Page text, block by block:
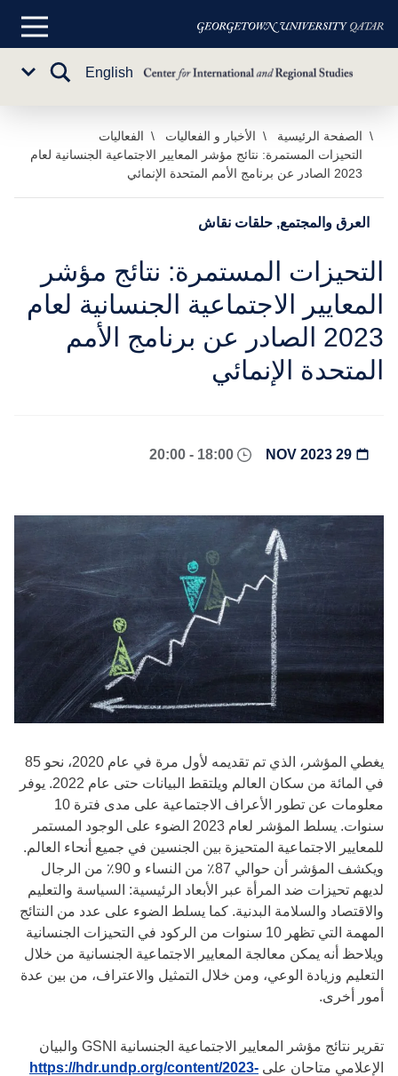
تخطي
المحتوى
الرئيسي
القائمة
English
تبديل
الصفحة الرئيسية الأخبار و الفعاليات
الفعاليات
التحيزات المستمرة: نتائج مؤشر المعايير الاجتماعية الجنسانية لعام
2023 الصادر عن برنامج الأمم المتحدة الإنمائي
العرق والمجتمع, حلقات نقاش
التحيزات المستمرة: نتائج مؤشر
المعايير الاجتماعية الجنسانية لعام
2023 الصادر عن برنامج الأمم
المتحدة الإنمائي
يغطي المؤشر، الذي تم تقديمه لأول مرة في عام 2020، نحو 85
في المائة من سكان العالم ويلتقط البيانات حتى عام 2022. يوفر
معلومات عن تطور الأعراف الاجتماعية على مدى فترة 10
سنوات. يسلط المؤشر لعام 2023 الضوء على الوجود المستمر
للمعايير الاجتماعية المتحيزة بين الجنسين في جميع أنحاء العالم.
ويكشف المؤشر أن حوالي 87٪ من النساء و 90٪ من الرجال
لديهم تحيزات ضد المرأة عبر الأبعاد الرئيسية: السياسة والتعليم
والاقتصاد والسلامة البدنية. كما يسلط الضوء على عدد من النتائج
المهمة التي تظهر 10 سنوات من الركود في التحيزات الجنسانية
ويلاحظ أنه يمكن معالجة المعايير الاجتماعية الجنسانية من خلال
التعليم وزيادة الوعي، ومن خلال التمثيل والاعتراف، من بين عدة
أمور أخرى.
تقرير نتائج مؤشر المعايير الاجتماعية الجنسانية GSNI والبيان
الإعلامي متاحان على https://hdr.undp.org/content/2023-